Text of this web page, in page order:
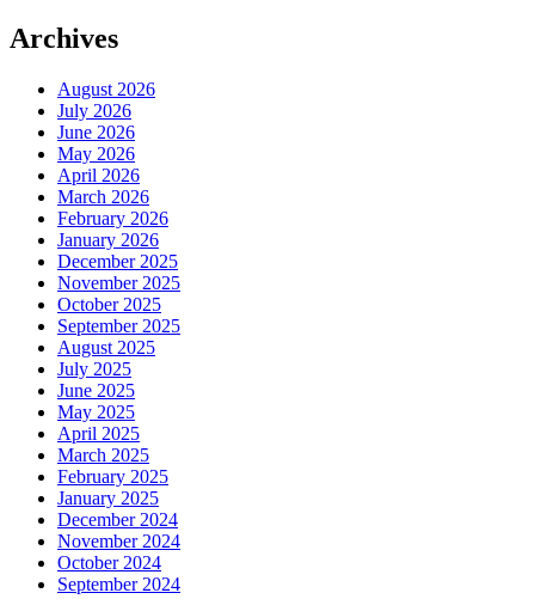
Archives
August 2026
July 2026
June 2026
May 2026
April 2026
March 2026
February 2026
January 2026
December 2025
November 2025
October 2025
September 2025
August 2025
July 2025
June 2025
May 2025
April 2025
March 2025
February 2025
January 2025
December 2024
November 2024
October 2024
September 2024